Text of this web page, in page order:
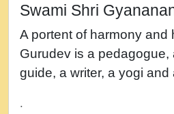
नह भरस रह लडडल...
सहर चरण क .....mp3
बगड नसब कसन सवर तर
shastri ji maharaj.mp3
Swami Shri
A portent of harmony and
Gurudev is a pedagogue,
guide, a writer, a yogi and
.